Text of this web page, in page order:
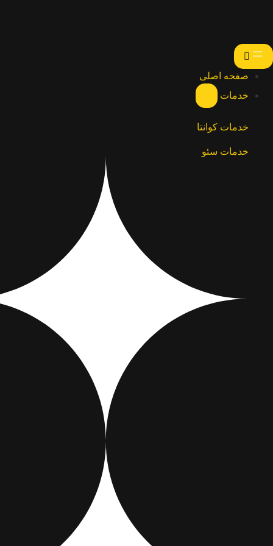
صفحه اصلی
خدمات
خدمات کوانتا
خدمات سئو